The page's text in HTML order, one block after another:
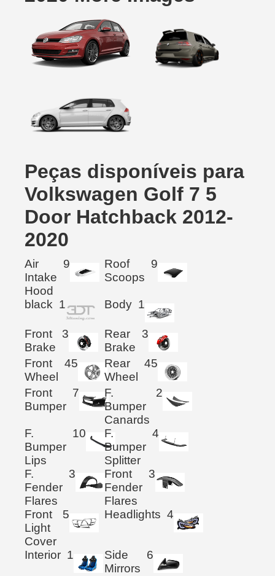
Peças disponíveis para
Volkswagen Golf 7 5
Door Hatchback 2012-
2020
Air
Intake
Hood
9
Roof
Scoops
9
black 1 Body 1
Front
Brake
3
Rear
Brake
3
Front
Wheel
45
Rear
Wheel
45
Front
Bumper
7
F.
Bumper
Canards
2
F.
Bumper
Lips
10
F.
Bumper
Splitter
4
F.
Fender
Flares
3
Front
Fender
Flares
3
Front
Light
Cover
5 Headlights 4
Interior 1
Side
Mirrors
6